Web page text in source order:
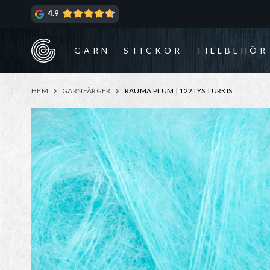
4.9
GARN STICKOR TILLBEHÖR
HEM GARNFÄRGER RAUMA PLUM | 122 LYS TURKIS